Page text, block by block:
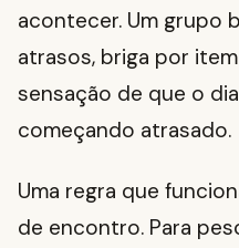
acontecer. Um grupo
atrasos, briga por
sensação de que o
começando atrasado.
Uma regra que
de encontro. Para